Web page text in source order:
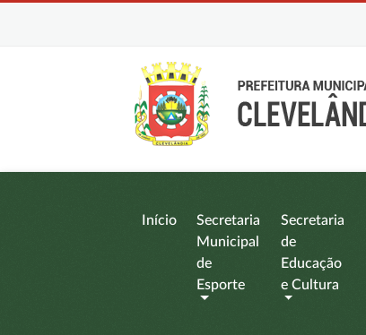
Início
Secretaria
Municipal
de
Esporte
Secretaria
de
Educação
e Cultura